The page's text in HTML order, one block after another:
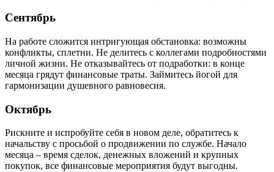
Сентябрь
На работе сложится интригующая обстановка: возможны
конфликты, сплетни. Не делитесь с коллегами подробностями
личной жизни. Не отказывайтесь от подработки: в конце
месяца грядут финансовые траты. Займитесь йогой для
гармонизации душевного равновесия.
Октябрь
Рискните и испробуйте себя в новом деле, обратитесь к
начальству с просьбой о продвижении по службе. Начало
месяца – время сделок, денежных вложений и крупных
покупок, все финансовые мероприятия будут выгодны.